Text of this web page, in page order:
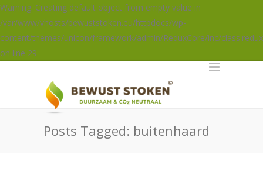
Warning: Creating default object from empty value in
/var/www/vhosts/bewuststoken.eu/httpdocs/wp-
content/themes/unicon/framework/admin/ReduxCore/inc/
on line 29
Posts Tagged: buitenhaard